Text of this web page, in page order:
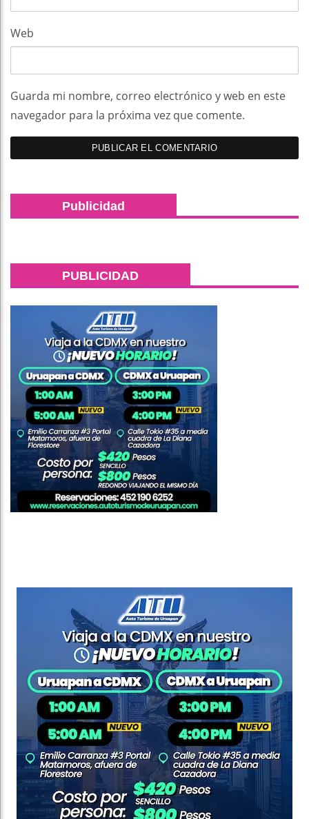
Web
Guarda mi nombre, correo electrónico y web en este
navegador para la próxima vez que comente.
Publicidad
PUBLICIDAD